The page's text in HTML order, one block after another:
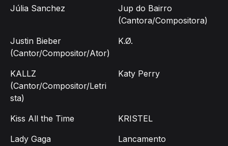
Júlia Sanchez
Jup do Bairro
(Cantora/Compositora)
Justin Bieber
(Cantor/Compositor/Ator)
K.Ø.
KALLZ
(Cantor/Compositor/Letri
sta)
Katy Perry
Kiss All the Time
KRISTEL
Lady Gaga
Lancamento